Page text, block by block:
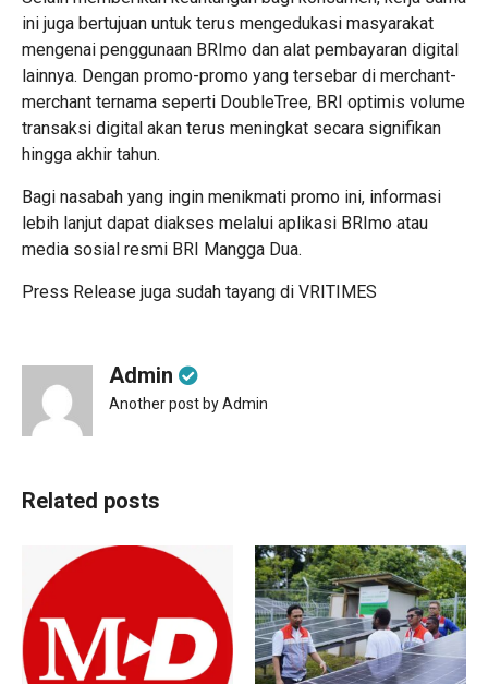
ini juga bertujuan untuk terus mengedukasi masyarakat
mengenai penggunaan BRImo dan alat pembayaran digital
lainnya. Dengan promo-promo yang tersebar di merchant-
merchant ternama seperti DoubleTree, BRI optimis volume
transaksi digital akan terus meningkat secara signifikan
hingga akhir tahun.
Bagi nasabah yang ingin menikmati promo ini, informasi
lebih lanjut dapat diakses melalui aplikasi BRImo atau
media sosial resmi BRI Mangga Dua.
Press Release juga sudah tayang di VRITIMES
Admin
Another post by Admin
Related posts